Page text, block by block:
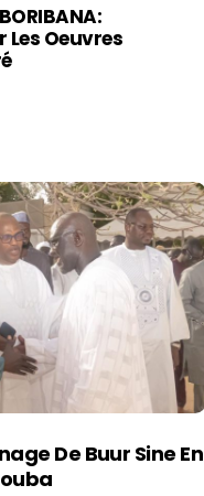
Les Oeuvres
De Buur Sine En